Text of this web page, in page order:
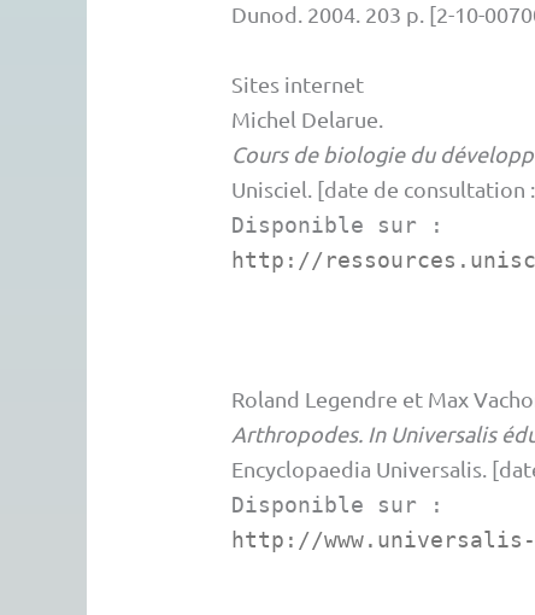
Dunod. 2004. 203 p. [2-10-
Sites internet
Michel Delarue
Cours de biologie du
Unisciel. [date de consultation :
Disponible sur :
http://
Roland Legendre et Max
Arthropodes. In Universalis
Encyclopaedia Universalis.
Disponible sur :
http://www.universalis-